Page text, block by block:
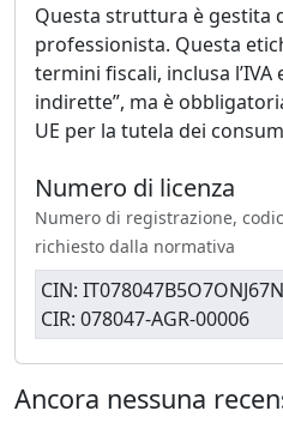
Questa struttura è gestita
professionista. Questa
termini fiscali, inclusa l’IVA
indirette”, ma è
UE per la tutela dei
Numero di licenza
Numero di registrazione,
richiesto dalla normativa
CIN: IT078047B5O7ONJ67N
CIR: 078047-AGR-00006
Ancora nessuna